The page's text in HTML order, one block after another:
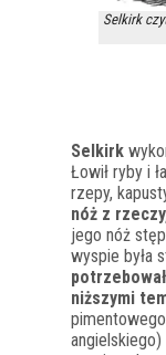
Selkirk
Selkirk
Łowił ryby i
rzepy,
nóż z
jego nóż
wyspie była
niższymi